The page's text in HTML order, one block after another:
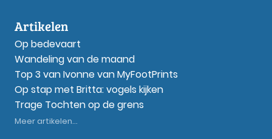
Artikelen
Op bedevaart
Wandeling van de maand
Top 3 van Ivonne van MyFootPrints
Op stap met Britta: vogels kijken
Trage Tochten op de grens
Meer artikelen...